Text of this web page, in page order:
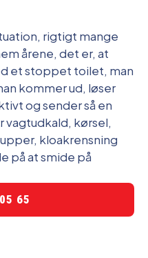
rigtigt mange
årene, det er, at
et stoppet toilet, man
kommer ud, løser
og sender så en
vagtudkald, kørsel,
kloakrensning
på at smide på
65